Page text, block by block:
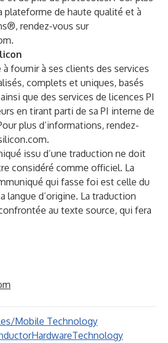
plateforme de haute qualité et à
rendez-vous sur
.
à fournir à ses clients des services
complets et uniques, basés
que des services de licences PI
en tirant parti de sa PI interne de
plus d’informations, rendez-
.
issu d’une traduction ne doit
considéré comme officiel. La
qui fasse foi est celle du
langue d’origine. La traduction
au texte source, qui fera
Mobile Technology
HardwareTechnology